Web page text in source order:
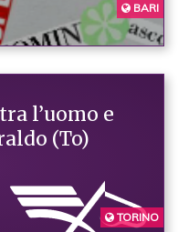
BARI
l’uomo e
(To)
TORINO